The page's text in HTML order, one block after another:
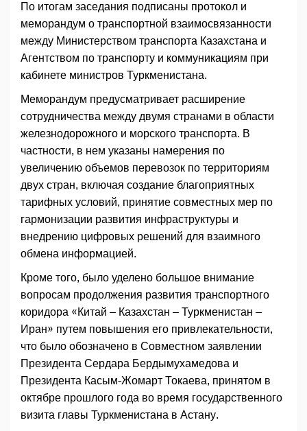
По итогам заседания подписаны протокол и
меморандум о транспортной взаимосвязанности
между Министерством транспорта Казахстана и
Агентством по транспорту и коммуникациям при
кабинете министров Туркменистана.
Меморандум предусматривает расширение
сотрудничества между двумя странами в области
железнодорожного и морского транспорта. В
частности, в нем указаны намерения по
увеличению объемов перевозок по территориям
двух стран, включая создание благоприятных
тарифных условий, принятие совместных мер по
гармонизации развития инфраструктуры и
внедрению цифровых решений для взаимного
обмена информацией.
Кроме того, было уделено большое внимание
вопросам продолжения развития транспортного
коридора «Китай – Казахстан – Туркменистан –
Иран» путем повышения его привлекательности,
что было обозначено в Совместном заявлении
Президента Сердара Бердымухамедова и
Президента Касым-Жомарт Токаева, принятом в
октябре прошлого года во время государственного
визита главы Туркменистана в Астану.